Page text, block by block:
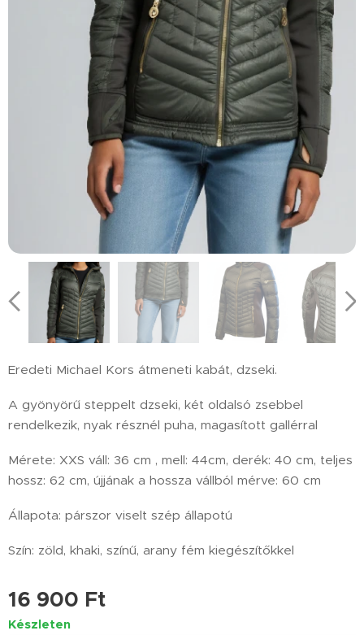
Eredeti Michael Kors átmeneti kabát, dzseki.
A gyönyörű steppelt dzseki, két oldalsó zsebbel
rendelkezik, nyak résznél puha, magasított gallérral
Mérete: XXS váll: 36 cm , mell: 44cm, derék: 40 cm, teljes
hossz: 62 cm, újjának a hossza vállból mérve: 60 cm
Állapota: párszor viselt szép állapotú
Szín: zöld, khaki, színű, arany fém kiegészítőkkel
16 900 Ft
Készleten